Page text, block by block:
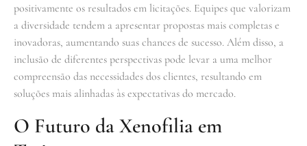
positivamente os resultados em licitações. Equipes que valorizam
a diversidade tendem a apresentar propostas mais completas e
inovadoras, aumentando suas chances de sucesso. Além disso, a
inclusão de diferentes perspectivas pode levar a uma melhor
compreensão das necessidades dos clientes, resultando em
soluções mais alinhadas às expectativas do mercado.
O Futuro da Xenofilia em